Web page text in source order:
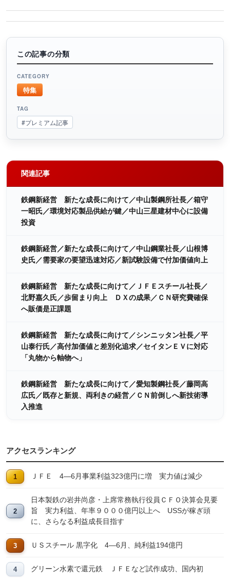
この記事の分類
CATEGORY
特集
TAG
#プレミアム記事
関連記事
鉄鋼新経営 新たな成長に向けて／中山製鋼所社長／箱守
一昭氏／環境対応製品供給が鍵／中山三星建材中心に設備
投資
鉄鋼新経営／新たな成長に向けて／中山鋼業社長／山根博
史氏／需要家の要望迅速対応／新試験設備で付加価値向上
鉄鋼新経営 新たな成長に向けて／ＪＦＥスチール社長／
北野嘉久氏／歩留まり向上 ＤＸの成果／ＣＮ研究費確保
へ販価是正課題
鉄鋼新経営 新たな成長に向けて／シンニッタン社長／平
山泰行氏／高付加価値と差別化追求／セイタンＥＶに対応
「丸物から軸物へ」
鉄鋼新経営 新たな成長に向けて／愛知製鋼社長／藤岡高
広氏／既存と新規、両利きの経営／ＣＮ前倒しへ新技術導
入推進
アクセスランキング
ＪＦＥ 4―6月事業利益323億円に増 実力値は減少
日本製鉄の岩井尚彦・上席常務執行役員ＣＦＯ決算会見要
旨 実力利益、年率９０００億円以上へ USSが稼ぎ頭
に、さらなる利益成長目指す
ＵＳスチール 黒字化 4―6月、純利益194億円
グリーン水素で還元鉄 ＪＦＥなど試作成功、国内初